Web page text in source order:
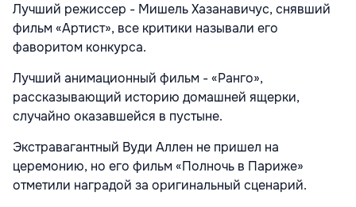
Лучший режиссер - Мишель Хазанавичус, снявший
фильм «Артист», все критики называли его
фаворитом конкурса.
Лучший анимационный фильм - «Ранго»,
рассказывающий историю домашней ящерки,
случайно оказавшейся в пустыне.
Экстравагантный Вуди Аллен не пришел на
церемонию, но его фильм «Полночь в Париже»
отметили наградой за оригинальный сценарий.